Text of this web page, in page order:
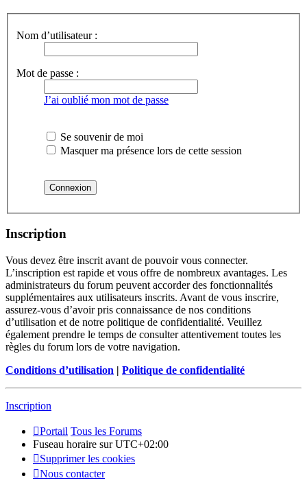
Nom d’utilisateur :
Mot de passe :
J’ai oublié mon mot de passe
Se souvenir de moi
Masquer ma présence lors de cette session
Inscription
Vous devez être inscrit avant de pouvoir vous connecter.
L’inscription est rapide et vous offre de nombreux avantages. Les
administrateurs du forum peuvent accorder des fonctionnalités
supplémentaires aux utilisateurs inscrits. Avant de vous inscrire,
assurez-vous d’avoir pris connaissance de nos conditions
d’utilisation et de notre politique de confidentialité. Veuillez
également prendre le temps de consulter attentivement toutes les
règles du forum lors de votre navigation.
Conditions d’utilisation | Politique de confidentialité
Inscription
Portail Tous les Forums
Fuseau horaire surUTC+02:00
Supprimer les cookies
Nous contacter